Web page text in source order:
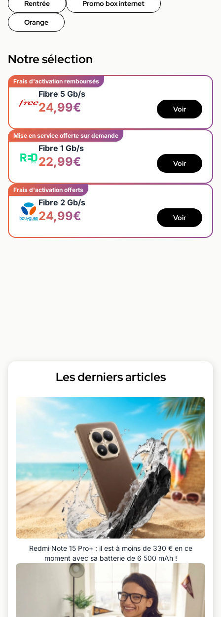
Rentrée Promo box internet
Orange
Notre sélection
Frais d'activation remboursés
Fibre 5 Gb/s
24,99€ Voir
Mise en service offerte sur demande
Fibre 1 Gb/s
22,99€ Voir
Frais d'activation offerts
Fibre 2 Gb/s
24,99€ Voir
Les derniers articles
Redmi Note 15 Pro+ : il est à moins de 330 € en ce
moment avec sa batterie de 6 500 mAh !